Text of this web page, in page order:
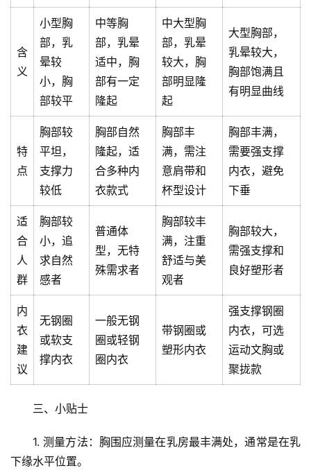
首
章
含
义
小型胸
部，乳
晕较
小，胸
部较平
中等胸
部，乳晕
适中，胸
部有一定
隆起
中大型胸
部，乳晕
较大，胸
部明显隆
起
大型胸部，
乳晕较大，
胸部饱满且
有明显曲线
特
点
胸部较
平坦，
支撑力
较低
胸部自然
隆起，适
合多种内
衣款式
胸部丰
满，需注
意肩带和
杯型设计
胸部丰满，
需要强支撑
内衣，避免
下垂
适
合
人
群
胸部较
小，追
求自然
感者
普通体
型，无特
殊需求者
胸部较丰
满，注重
舒适与美
观者
胸部较大，
需强支撑和
良好塑形者
内
衣
建
议
无钢圈
或软支
撑内衣
一般无钢
圈或轻钢
圈内衣
带钢圈或
塑形内衣
强支撑钢圈
内衣，可选
运动文胸或
聚拢款
三、小贴士
1. 测量方法：胸围应测量在乳房最丰满处，通常是在乳
下缘水平位置。